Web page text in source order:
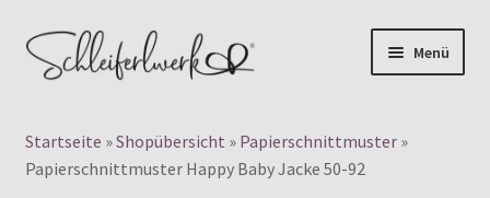
Zur
Navigation
Zum
Inhalt
Menü
👤 Mein Konto
Startseite »Shopübersicht » Papierschnittmuster»
Papierschnittmuster Happy Baby Jacke 50-92